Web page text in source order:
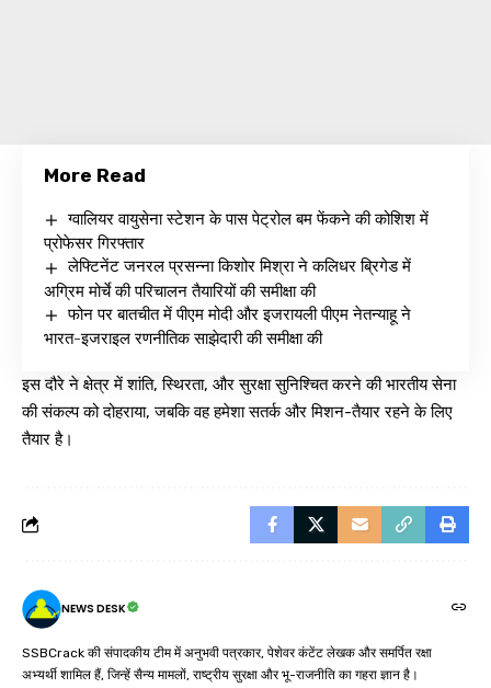
More Read
ग्वालियर वायुसेना स्टेशन के पास पेट्रोल बम फेंकने की कोशिश में
प्रोफेसर गिरफ्तार
लेफ्टिनेंट जनरल प्रसन्ना किशोर मिश्रा ने कलिधर ब्रिगेड में
अग्रिम मोर्चे की परिचालन तैयारियों की समीक्षा की
फोन पर बातचीत में पीएम मोदी और इजरायली पीएम नेतन्याहू ने
भारत-इजराइल रणनीतिक साझेदारी की समीक्षा की
इस दौरे ने क्षेत्र में शांति, स्थिरता, और सुरक्षा सुनिश्चित करने की भारतीय सेना
की संकल्प को दोहराया, जबकि वह हमेशा सतर्क और मिशन-तैयार रहने के लिए
तैयार है।
NEWS DESK
SSBCrack की संपादकीय टीम में अनुभवी पत्रकार, पेशेवर कंटेंट लेखक और समर्पित रक्षा
अभ्यर्थी शामिल हैं, जिन्हें सैन्य मामलों, राष्ट्रीय सुरक्षा और भू-राजनीति का गहरा ज्ञान है।